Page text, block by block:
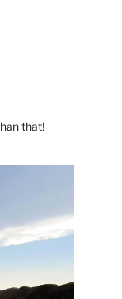
that!